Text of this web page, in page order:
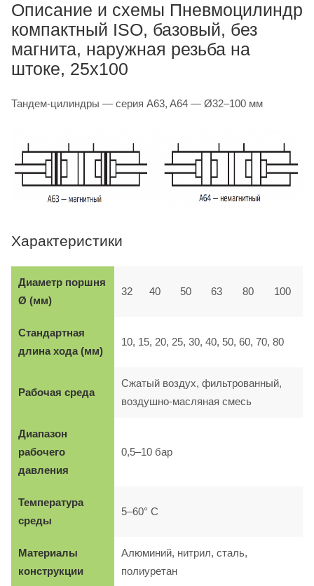
Описание и схемы Пневмоцилиндр
компактный ISO, базовый, без
магнита, наружная резьба на
штоке, 25x100
Тандем-цилиндры — серия A63, A64 — Ø32–100 мм
Характеристики
Диаметр поршня
Ø (мм)
32 40 50 63 80 100
Стандартная
длина хода (мм)
10, 15, 20, 25, 30, 40, 50, 60, 70, 80
Рабочая среда
Сжатый воздух, фильтрованный,
воздушно-масляная смесь
Диапазон
рабочего
давления
0,5–10 бар
Температура
среды
5–60° C
Материалы
конструкции
Алюминий, нитрил, сталь,
полиуретан